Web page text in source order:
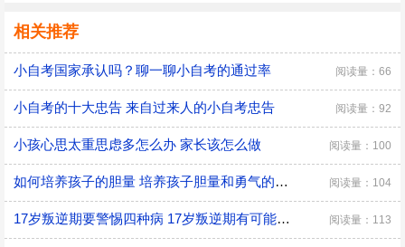
相关推荐
小自考国家承认吗？聊一聊小自考的通过率 阅读量：66
小自考的十大忠告 来自过来人的小自考忠告 阅读量：92
小孩心思太重思虑多怎么办 家长该怎么做 阅读量：100
如何培养孩子的胆量 培养孩子胆量和勇气的方法 阅读量：104
17岁叛逆期要警惕四种病 17岁叛逆期有可能会得什么病 阅读量：113